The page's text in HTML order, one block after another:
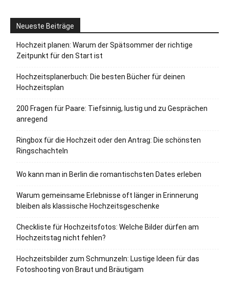
Neueste Beiträge
Hochzeit planen: Warum der Spätsommer der richtige
Zeitpunkt für den Start ist
Hochzeitsplanerbuch: Die besten Bücher für deinen
Hochzeitsplan
200 Fragen für Paare: Tiefsinnig, lustig und zu Gesprächen
anregend
Ringbox für die Hochzeit oder den Antrag: Die schönsten
Ringschachteln
Wo kann man in Berlin die romantischsten Dates erleben
Warum gemeinsame Erlebnisse oft länger in Erinnerung
bleiben als klassische Hochzeitsgeschenke
Checkliste für Hochzeitsfotos: Welche Bilder dürfen am
Hochzeitstag nicht fehlen?
Hochzeitsbilder zum Schmunzeln: Lustige Ideen für das
Fotoshooting von Braut und Bräutigam